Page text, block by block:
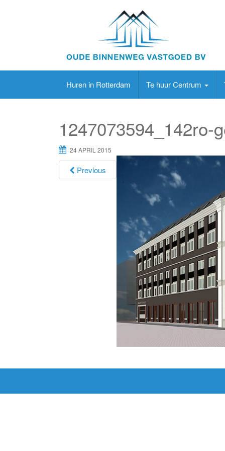
Huren in Rotterdam Te huur Centrum
1247073594_142ro-
24 APRIL 2015
Previous